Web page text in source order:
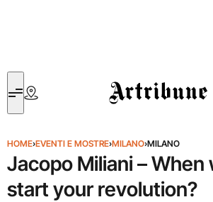
Artribune
HOME›EVENTI E MOSTRE›MILANO›MILANO
Jacopo Miliani – When
start your revolution?